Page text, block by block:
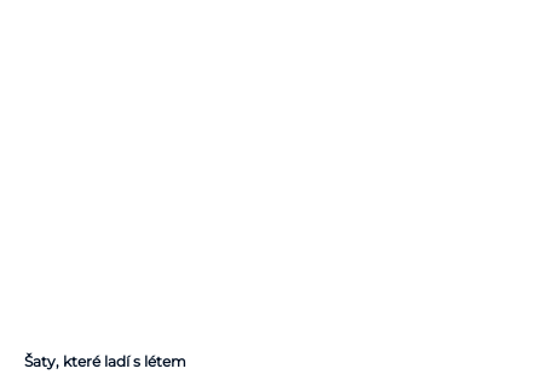
Šaty, které ladí s létem